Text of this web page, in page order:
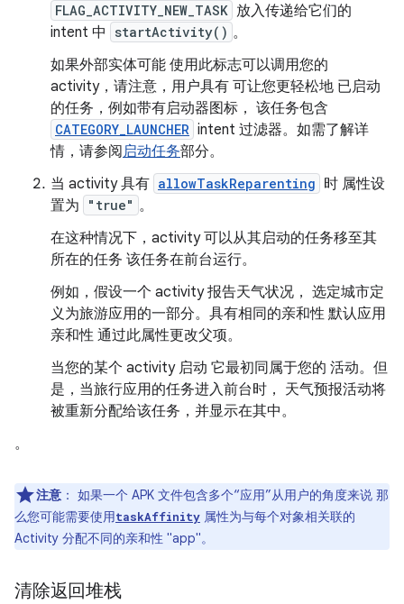
FLAG_ACTIVITY_NEW_TASK 放入传递给它们的
intent 中
startActivity() 。
如果外部实体可能 使用此标志可以调用您的
activity，请注意，用户具有 可让您更轻松地 已启动
的任务，例如带有启动器图标， 该任务包含
CATEGORY_LAUNCHER intent 过滤器。如需了解详
情，请参阅启动任务部分。
当 activity 具有 allowTaskReparenting 时 属性设
置为
"true" 。
在这种情况下，activity 可以从其启动的任务移至其
所在的任务 该任务在前台运行。
例如，假设一个 activity 报告天气状况， 选定城市定
义为旅游应用的一部分。具有相同的亲和性 默认应用
亲和性 通过此属性更改父项。
当您的某个 activity 启动 它最初同属于您的 活动。但
是，当旅行应用的任务进入前台时， 天气预报活动将
被重新分配给该任务，并显示在其中。
。
注意 ： 如果一个 APK 文件包含多个“应用”从用户的角度来说 那
么您可能需要使用taskAffinity 属性为与每个对象相关联的
Activity 分配不同的亲和性 "app"。
清除返回堆栈